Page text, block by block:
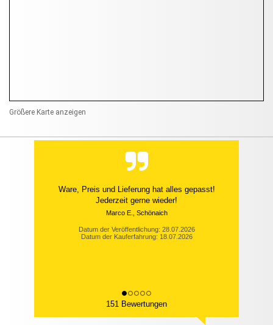
Größere Karte anzeigen
Ware, Preis und Lieferung hat alles gepasst!
Jederzeit gerne wieder!
Marco E., Schönaich
Datum der Veröffentlichung: 28.07.2026
Datum der Kauferfahrung: 18.07.2026
151 Bewertungen